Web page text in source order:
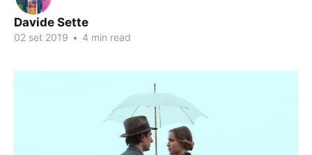
Davide Sette
02 set 2019 • 4 min read